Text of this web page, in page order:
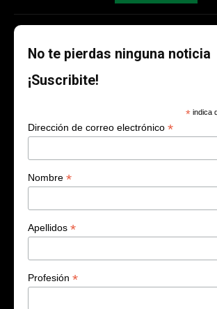
No te pierdas ninguna noticia
¡Suscribite!
* indica
Dirección de correo electrónico *
Nombre *
Apellidos *
Profesión *